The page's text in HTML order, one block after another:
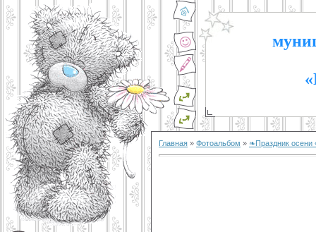
Главная » Фотоальбом » ❧Праздник